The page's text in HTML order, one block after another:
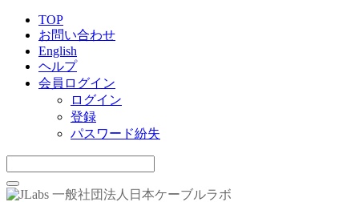
TOP
お問い合わせ
English
ヘルプ
会員ログイン
ログイン
登録
パスワード紛失
一般社団法人日本ケーブルラボ